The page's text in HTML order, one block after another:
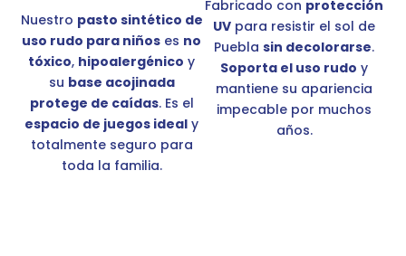
Nuestro pasto sintético de
uso rudo para niños es no
tóxico, hipoalergénico y
su base acojinada
protege de caídas. Es el
espacio de juegos ideal y
totalmente seguro para
toda la familia.
Fabricado con protección
UV para resistir el sol de
Pueblasin decolorarse.
Soporta el uso rudo y
mantiene su apariencia
impecable por muchos
años.